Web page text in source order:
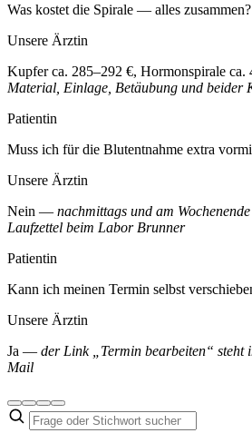
Was kostet die Spirale — alles zusammen?
Unsere Ärztin
Kupfer ca. 285–292 €, Hormonspirale
Material, Einlage, Betäubung und beider
Patientin
Muss ich für die Blutentnahme extra
Unsere Ärztin
Nein — nachmittags und am
Laufzettel beim Labor Brunner
Patientin
Kann ich meinen Termin selbst
Unsere Ärztin
Ja — der Link „Termin bearbeiten“ steht
Mail